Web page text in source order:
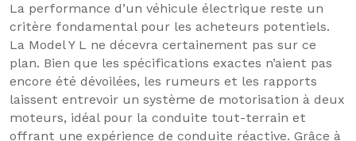
La performance d’un véhicule électrique reste un
critère fondamental pour les acheteurs potentiels.
La Model Y L ne décevra certainement pas sur ce
plan. Bien que les spécifications exactes n’aient pas
encore été dévoilées, les rumeurs et les rapports
laissent entrevoir un système de motorisation à deux
moteurs, idéal pour la conduite tout-terrain et
offrant une expérience de conduite réactive. Grâce à